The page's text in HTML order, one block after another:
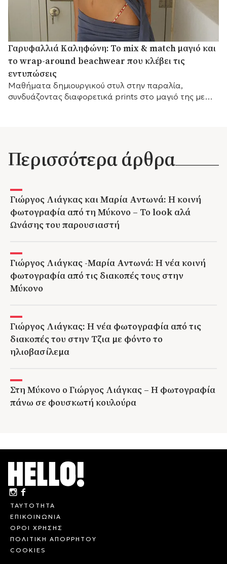
Γαρυφαλλιά Καληφώνη: Το mix & match μαγιό και
το wrap-around beachwear που κλέβει τις
εντυπώσεις
Mαθήματα δημιουργικού στυλ στην παραλία,
συνδυάζοντας διαφορετικά prints στο μαγιό της με
Περισσότερα άρθρα
Γιώργος Λιάγκας και Μαρία Αντωνά: Η κοινή
φωτογραφία από τη Μύκονο – Το look αλά
Ωνάσης του παρουσιαστή
Γιώργος Λιάγκας -Μαρία Αντωνά: Η νέα κοινή
φωτογραφία από τις διακοπές τους στην
Μύκονο
Γιώργος Λιάγκας: Η νέα φωτογραφία από τις
διακοπές του στην Τζια με φόντο το
ηλιοβασίλεμα
Στη Μύκονο ο Γιώργος Λιάγκας – Η φωτογραφία
πάνω σε φουσκωτή κουλούρα
ΤΑΥΤΟΤΗΤΑ
ΕΠΙΚΟΙΝΩΝΙΑ
ΟΡΟΙ ΧΡΗΣΗΣ
ΠΟΛΙΤΙΚΗ ΑΠΟΡΡΗΤΟΥ
COOKIES